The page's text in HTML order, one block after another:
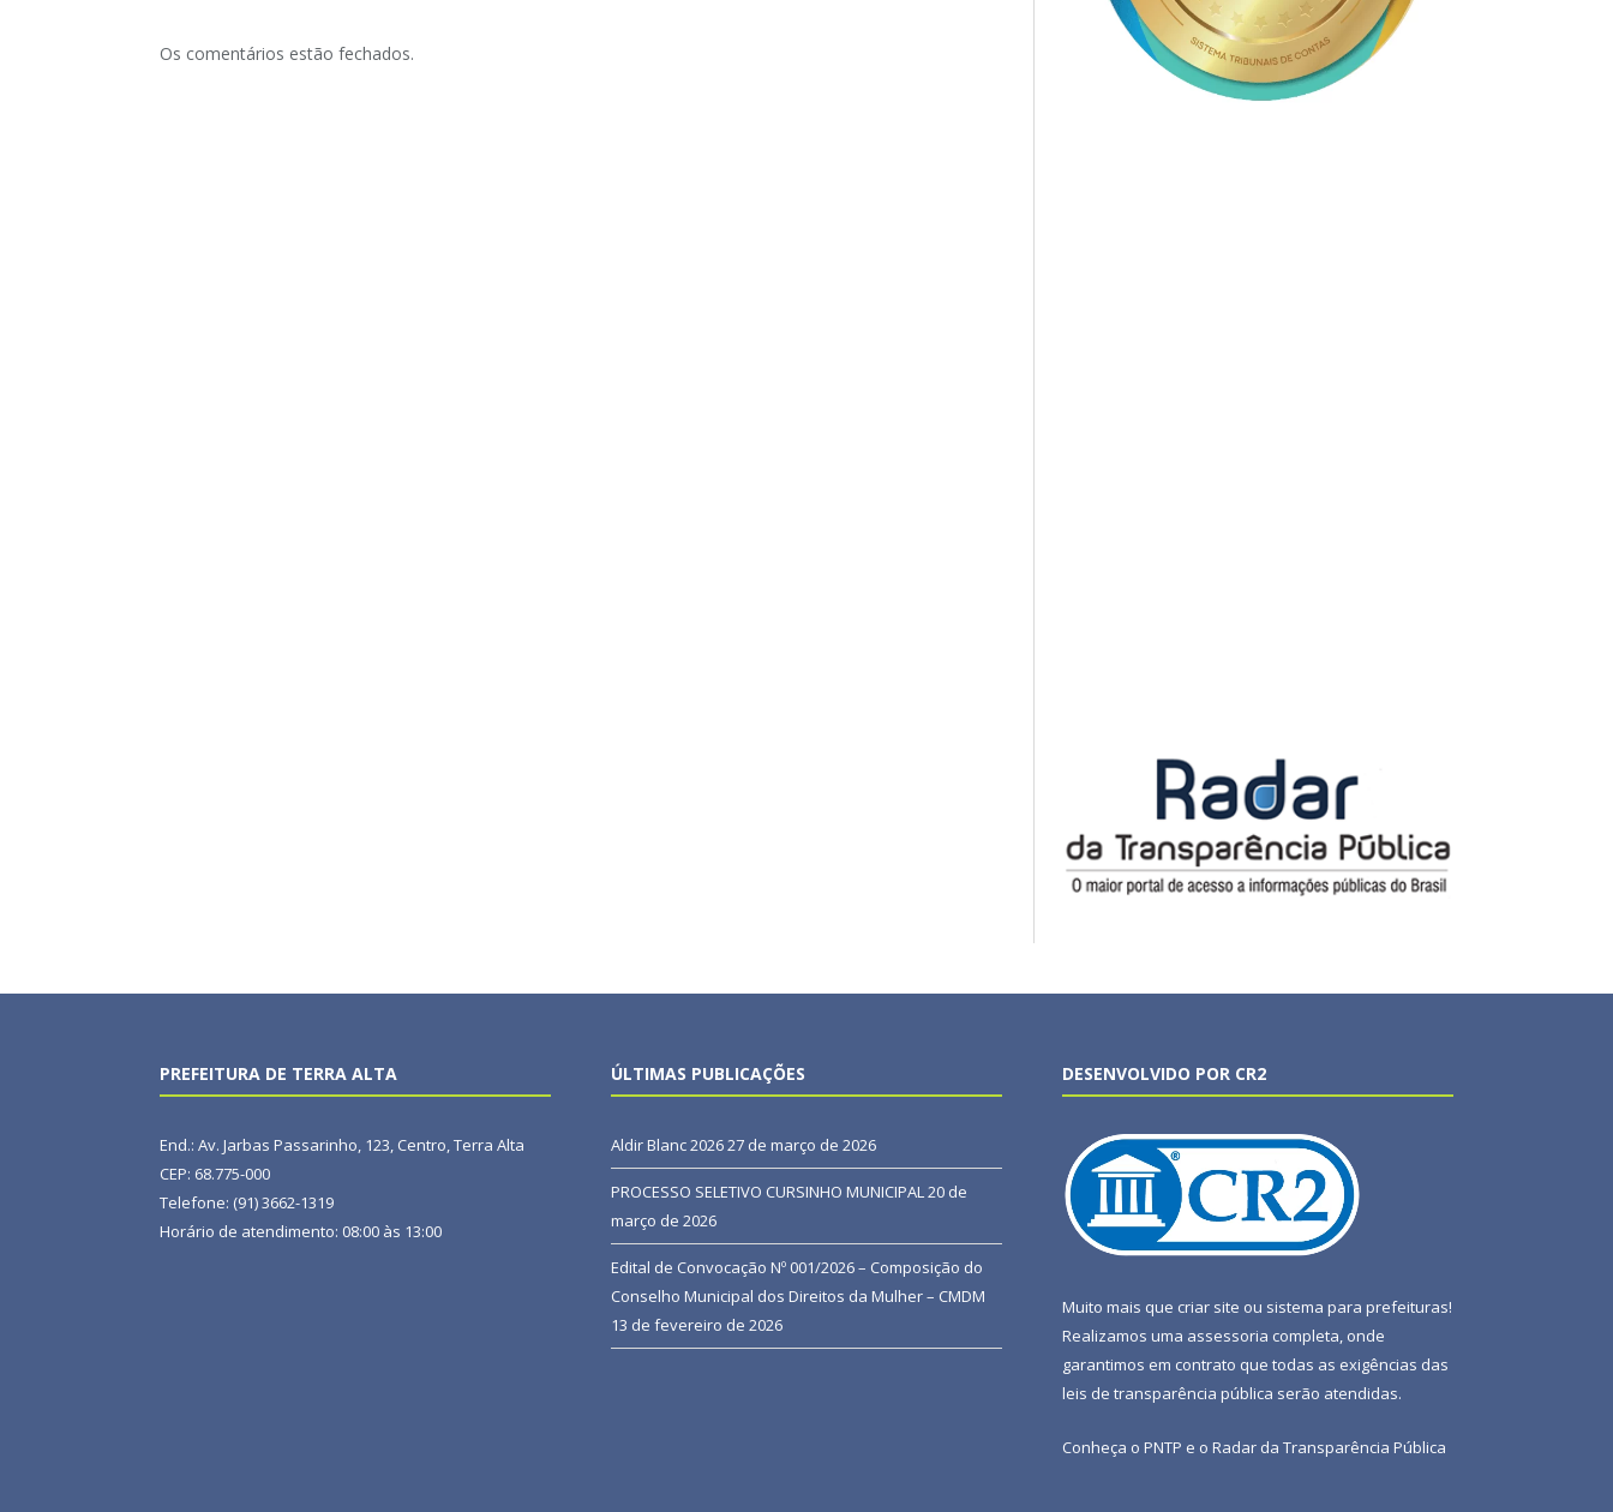
Os comentários estão fechados.
PREFEITURA DE TERRA ALTA
End.: Av. Jarbas Passarinho, 123, Centro, Terra Alta
CEP: 68.775-000
Telefone: (91) 3662-1319
Horário de atendimento: 08:00 às 13:00
ÚLTIMAS PUBLICAÇÕES
Aldir Blanc 202627 de março de 2026
PROCESSO SELETIVO CURSINHO MUNICIPAL20 de
março de 2026
Edital de Convocação Nº 001/2026 – Composição do
Conselho Municipal dos Direitos da Mulher – CMDM
13 de fevereiro de 2026
DESENVOLVIDO POR CR2
Muito mais que criar site ou sistema para prefeituras!
Realizamos uma assessoria completa, onde
garantimos em contrato que todas as exigências das
leis de transparência pública serão atendidas.
Conheça o PNTP e o Radar da Transparência Pública